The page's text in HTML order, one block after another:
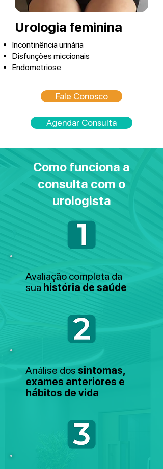
Urologia feminina
Incontinência urinária
Disfunções miccionais
Endometriose
Fale Conosco
Agendar Consulta
Como funciona a
consulta com o
urologista
Avaliação completa da
sua história de saúde
Análise dos sintomas,
exames anteriores e
hábitos de vida